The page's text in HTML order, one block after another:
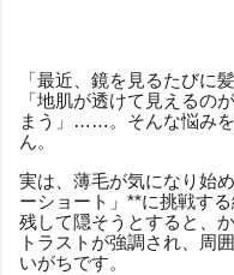
「最近、鏡を見るたびに
「地肌が透けて見えるの
まう」……。そんな悩み
ん。
実は、薄毛が気になり始
ーショート」**に挑戦す
残して隠そうとすると、
トラストが強調され、周
いがちです。